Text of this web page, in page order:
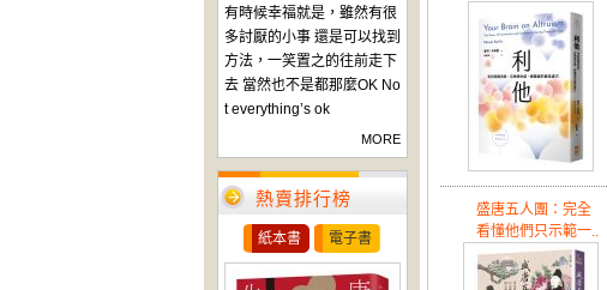
有時候幸福就是，雖然有很
多討厭的小事 還是可以找到
方法，一笑置之的往前走下
去 當然也不是都那麼OK No
t everything’s ok
MORE
熱賣排行榜
紙本書 電子書
盛唐五人團：完全
看懂他們只示範一..